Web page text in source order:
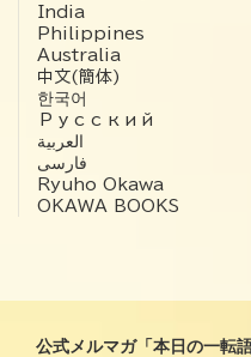
India
Philippines
Australia
中文(簡体)
한국어
Русский
العربية‏
فارسی
Ryuho Okawa
OKAWA BOOKS
公式メルマガ「本日の一転語